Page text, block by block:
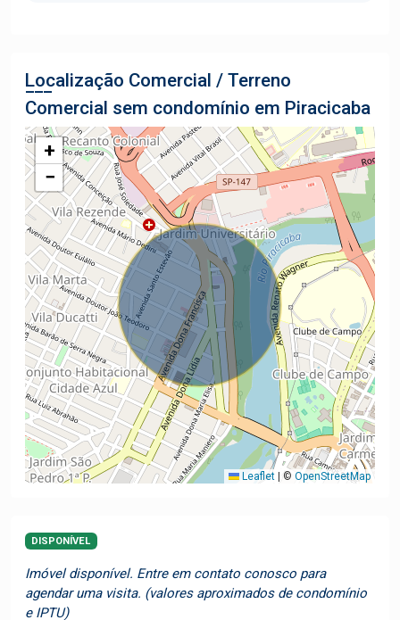
Localização Comercial / Terreno
Comercial sem condomínio em Piracicaba
+
−
Leaflet © OpenStreetMap
DISPONÍVEL
Imóvel disponível. Entre em contato conosco para
agendar uma visita. (valores aproximados de condomínio
e IPTU)